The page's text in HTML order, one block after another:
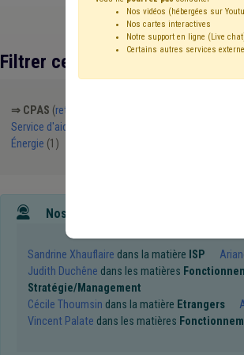
Filtrer cette requête avec des
⇒ CPAS (retirer le mot clé
Service d'aide ménagère
Énergie (1)
Nos experts associés au terme que
Sandrine Xhauflaire dans la matière ISP
Judith Duchêne dans les matières
Stratégie/Management
Cécile Thoumsin dans la matière Etrangers
Vincent Palate dans les matières
Nos vidéos (hébergées sur
Nos cartes interactives
Notre support en ligne (Live
Certains autres services